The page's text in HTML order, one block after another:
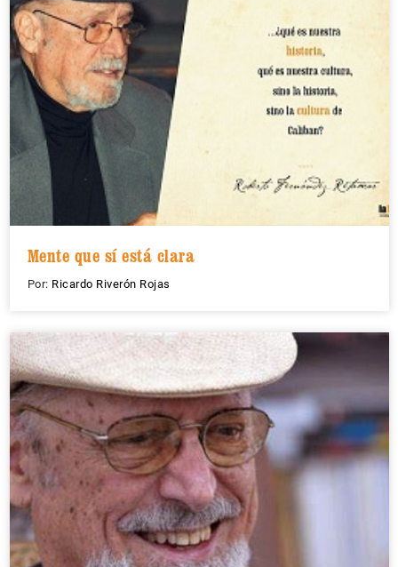
Mente que sí está clara
Por: Ricardo Riverón Rojas